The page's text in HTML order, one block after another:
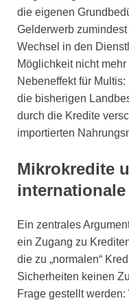
die eigenen
Gelderwerb
Wechsel in den
Möglichkeit nicht
Nebeneffekt für
die bisherigen
durch die Kredite
importierten
Mikrokredite
Ein zentrales
ein Zugang zu
die zu „normalen“
Sicherheiten keinen
Frage gestellt werden: